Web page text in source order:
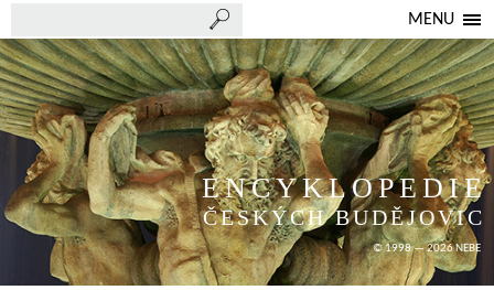
MENU
ENCYKLOPEDIE
ČESKÝCH BUDĚJOVIC
© 1998 — 2026 NEBE